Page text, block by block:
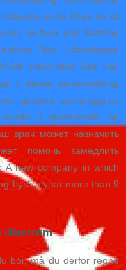
en Mani for at
i en hver god Samling
Ting. Utfordringen
virksomhet ikke kan
i denne sammenheng
gebyrer, uavhengig av
i spændende og
врач может назначить
помочь замедлить
A new company in which
byrå a year more than 9
lillestrøm
bor, må du derfor regne